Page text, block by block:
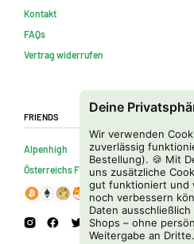
Deine
Wir verwenden
zuverlässig
Bestellung). 🍪 Mit
uns zusätzliche
gut funktioniert und
noch verbessern
Daten
Shops – ohne
Weitergabe an
Kontakt
FAQs
Vertrag widerrufen
Friends
Alpenhigh
Österreichs Firmenverzeichnis